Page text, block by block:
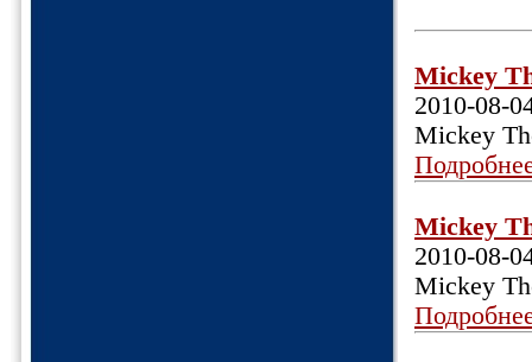
Mickey
2010-08-
Mickey
Mickey
2010-08-
Mickey